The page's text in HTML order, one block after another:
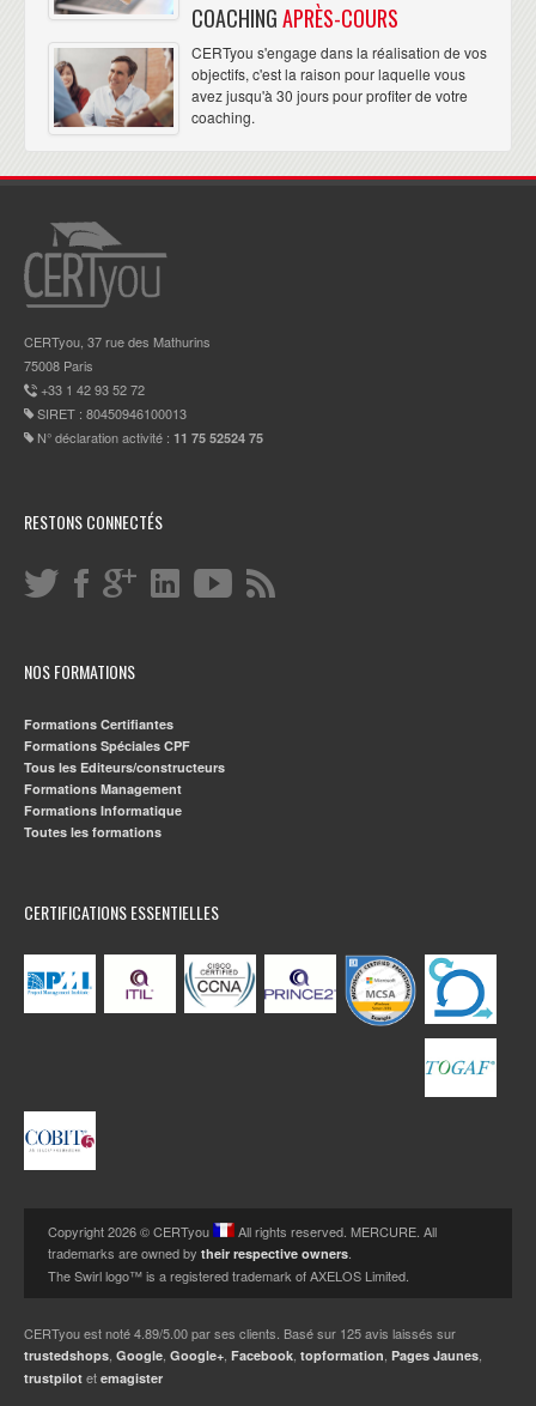
COACHINGAPRÈS-COURS
CERTyou s'engage dans la réalisation de vos
objectifs, c'est la raison pour laquelle vous
avez jusqu'à 30 jours pour profiter de votre
coaching.
CERTyou, 37 rue des Mathurins
75008 Paris
+33 1 42 93 52 72
SIRET : 80450946100013
N° déclaration activité : 11 75 52524 75
RESTONS CONNECTÉS
NOS FORMATIONS
Formations Certifiantes
Formations Spéciales CPF
Tous les Editeurs/constructeurs
Formations Management
Formations Informatique
Toutes les formations
CERTIFICATIONS ESSENTIELLES
Copyright 2026 © CERTyou
All rights reserved. MERCURE. All
trademarks are owned by their respective owners.
The Swirl logo™ is a registered trademark of AXELOS Limited.
CERTyouest noté4.89/5.00par ses clients. Basé sur 125avis laissés sur
trustedshops, Google, Google+, Facebook, topformation, Pages Jaunes,
trustpilot et emagister